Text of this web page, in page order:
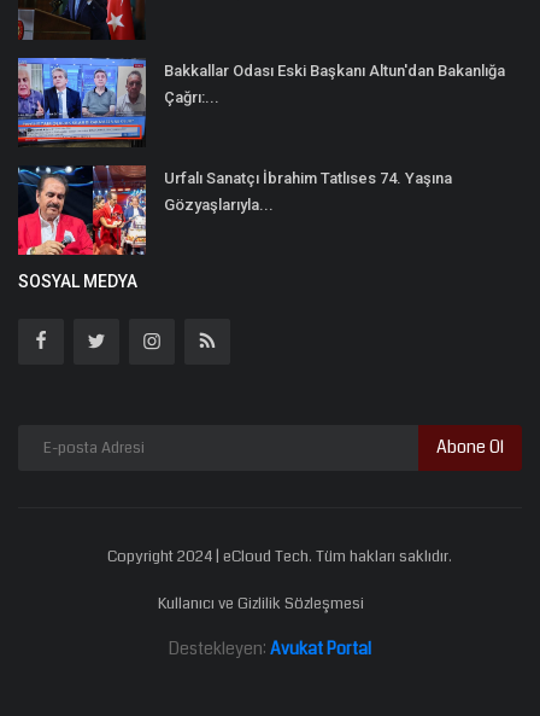
Bakkallar Odası Eski Başkanı Altun'dan Bakanlığa
Çağrı:...
Urfalı Sanatçı İbrahim Tatlıses 74. Yaşına
Gözyaşlarıyla...
SOSYAL MEDYA
Abone Ol
Copyright 2024 | eCloud Tech. Tüm hakları saklıdır.
Kullanıcı ve Gizlilik Sözleşmesi
Destekleyen: Avukat Portal